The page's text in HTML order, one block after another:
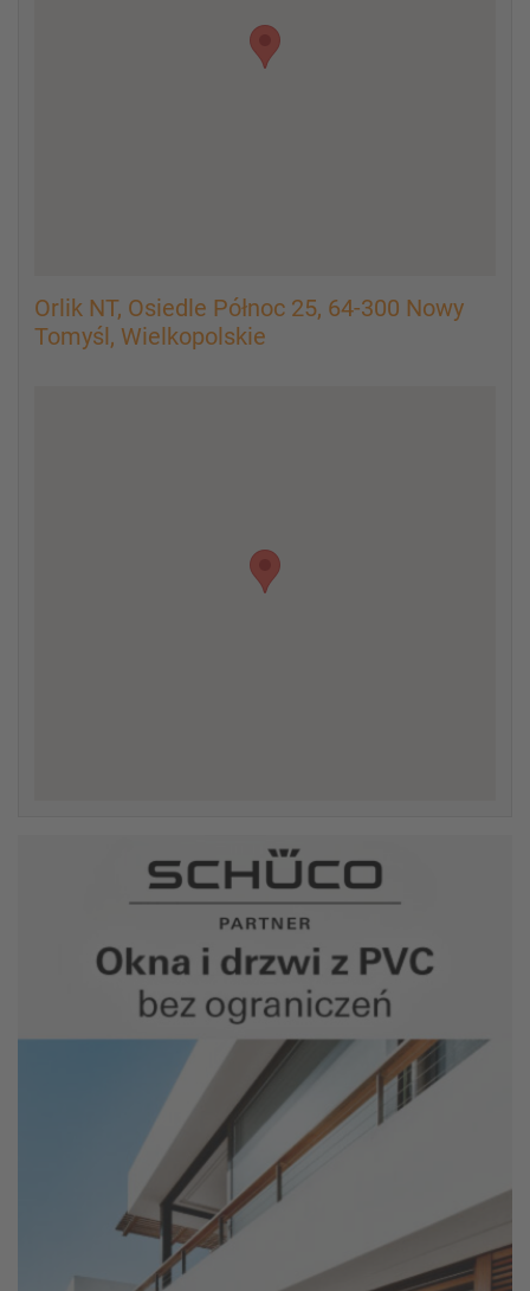
Orlik NT, Osiedle Północ 25, 64-300 Nowy
Tomyśl, Wielkopolskie